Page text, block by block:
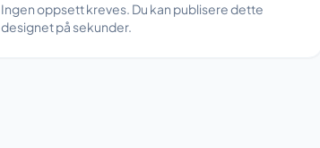
Ingen oppsett kreves. Du kan publisere dette
designet på sekunder.